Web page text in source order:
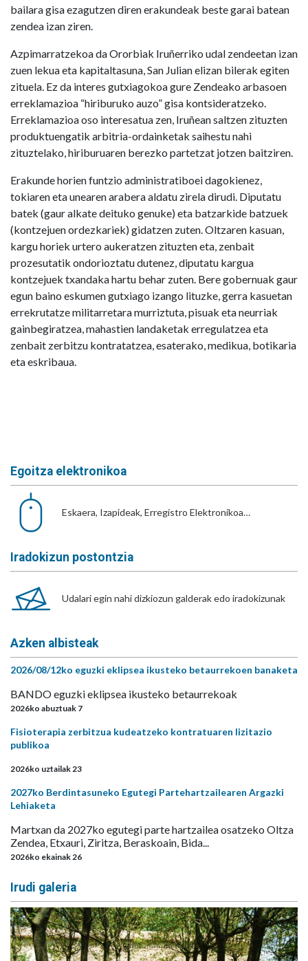
bailara gisa ezagutzen diren erakundeak beste garai batean
zendea izan ziren.
Azpimarratzekoa da Ororbiak Iruñerriko udal zendeetan izan
zuen lekua eta kapitaltasuna, San Julian elizan bilerak egiten
zituela. Ez da interes gutxiagokoa gure Zendeako arbasoen
erreklamazioa “hiriburuko auzo” gisa kontsideratzeko.
Erreklamazioa oso interesatua zen, Iruñean saltzen zituzten
produktuengatik arbitria-ordainketak saihestu nahi
zituztelako, hiriburuaren berezko partetzat jotzen baitziren.
Erakunde horien funtzio administratiboei dagokienez,
tokiaren eta unearen arabera aldatu zirela dirudi. Diputatu
batek (gaur alkate deituko genuke) eta batzarkide batzuek
(kontzejuen ordezkariek) gidatzen zuten. Oltzaren kasuan,
kargu horiek urtero aukeratzen zituzten eta, zenbait
prozesutatik ondorioztatu dutenez, diputatu kargua
kontzejuek txandaka hartu behar zuten. Bere gobernuak gaur
egun baino eskumen gutxiago izango lituzke, gerra kasuetan
errekrutatze militarretara murriztuta, pisuak eta neurriak
gainbegiratzea, mahastien landaketak erregulatzea eta
zenbait zerbitzu kontratatzea, esaterako, medikua, botikaria
eta eskribaua.
Egoitza elektronikoa
Eskaera, Izapideak, Erregistro Elektronikoa…
Iradokizun postontzia
Udalari egin nahi dizkiozun galderak edo iradokizunak
Azken albisteak
2026/08/12ko eguzki eklipsea ikusteko betaurrekoen banaketa
BANDO eguzki eklipsea ikusteko betaurrekoak
2026ko abuztuak 7
Fisioterapia zerbitzua kudeatzeko kontratuaren lizitazio
publikoa
2026ko uztailak 23
2027ko Berdintasuneko Egutegi Partehartzailearen Argazki
Lehiaketa
Martxan da 2027ko egutegi parte hartzailea osatzeko Oltza
Zendea, Etxauri, Ziritza, Beraskoain, Bida...
2026ko ekainak 26
Irudi galeria